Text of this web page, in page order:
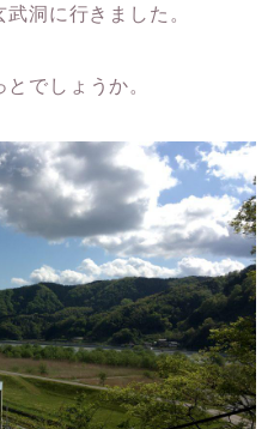
武洞 に行きました。
でしょうか。